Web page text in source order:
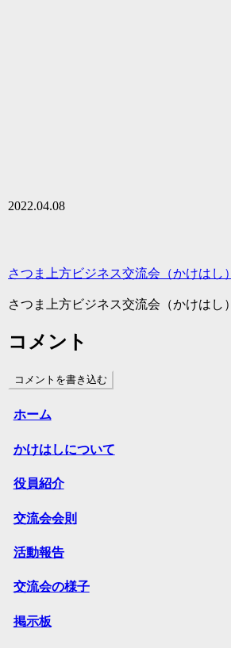
2022.04.08
さつま上方ビジネス交流会（かけはし）
さつま上方ビジネス交流会（かけはし）
コメント
コメントを書き込む
ホーム
かけはしについて
役員紹介
交流会会則
活動報告
交流会の様子
掲示板